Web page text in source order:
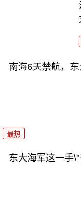
南海6天禁航，东
最热
东大海军这一手